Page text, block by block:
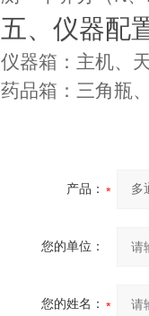
五、仪器配
仪器箱：主机、
药品箱：三角瓶
产品：
您的单位：
您的姓名：